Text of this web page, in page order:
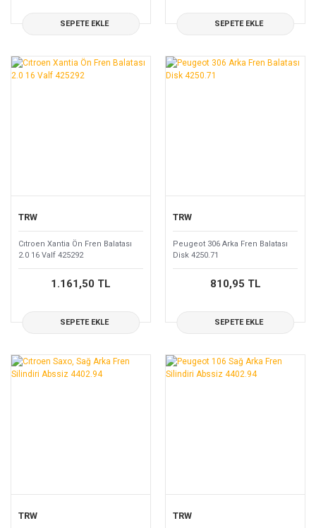
SEPETE EKLE SEPETE EKLE
TRW
Cıtroen Xantia Ön Fren Balatası
2.0 16 Valf 425292
1.161,50 TL
SEPETE EKLE
TRW
Peugeot 306 Arka Fren Balatası
Disk 4250.71
810,95 TL
SEPETE EKLE
TRW TRW